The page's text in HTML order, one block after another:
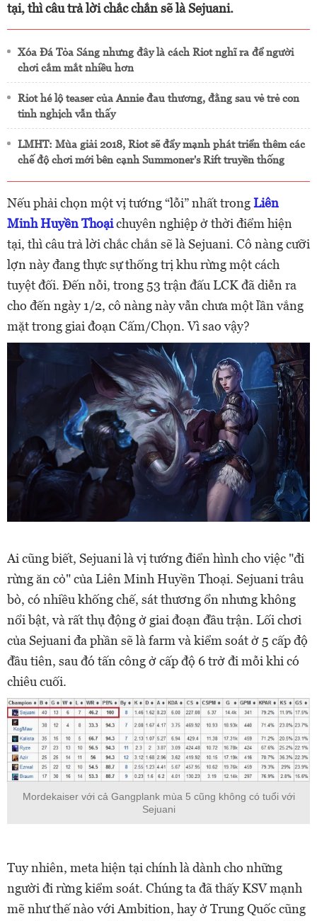
tại, thì câu trả lời chắc chắn sẽ là Sejuani.
Xóa Đá Tỏa Sáng nhưng đây là cách Riot nghĩ ra để người
chơi cắm mắt nhiều hơn
Riot hé lộ teaser của Annie đau thương, đằng sau vẻ trẻ con
tinh nghịch vẫn thấy
LMHT: Mùa giải 2018, Riot sẽ đẩy mạnh phát triển thêm các
chế độ chơi mới bên cạnh Summoner's Rift truyền thống
Nếu phải chọn một vị tướng “lỗi” nhất trongLiên
Minh Huyền Thoạichuyên nghiệp ở thời điểm hiện
tại, thì câu trả lời chắc chắn sẽ là Sejuani. Cô nàng cưỡi
lợn này đang thực sự thống trị khu rừng một cách
tuyệt đối. Đến nỗi, trong 53 trận đấu LCK đã diễn ra
cho đến ngày 1/2, cô nàng này vẫn chưa một lần vắng
mặt trong giai đoạn Cấm/Chọn. Vì sao vậy?
Ai cũng biết, Sejuani là vị tướng điển hình cho việc "đi
rừng ăn cỏ" của Liên Minh Huyền Thoại. Sejuani trâu
bò, có nhiều khống chế, sát thương ổn nhưng không
nổi bật, và rất thụ động ở giai đoạn đầu trận. Lối chơi
của Sejuani đa phần sẽ là farm và kiểm soát ở 5 cấp độ
đầu tiên, sau đó tấn công ở cấp độ 6 trở đi mỗi khi có
chiêu cuối.
Mordekaiser với cả Gangplank mùa 5 cũng không có tuổi với
Sejuani
Tuy nhiên, meta hiện tại chính là dành cho những
người đi rừng kiểm soát. Chúng ta đã thấy KSV mạnh
mẽ như thế nào với Ambition, hay ở Trung Quốc cũng